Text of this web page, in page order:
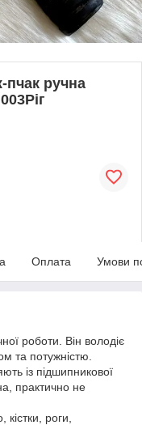
пчак ручна
Оплата Умови
роботи. Він володіє
та потужністю.
із підшипникової
практично не
роги,